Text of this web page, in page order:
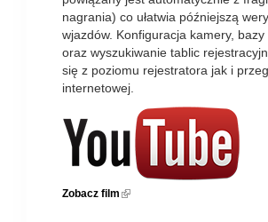
nagrania) co ułatwia późniejszą
wjazdów. Konfiguracja kamery, bazy
oraz wyszukiwanie tablic
się z poziomu rejestratora jak i
internetowej.
Zobacz film (link is external)